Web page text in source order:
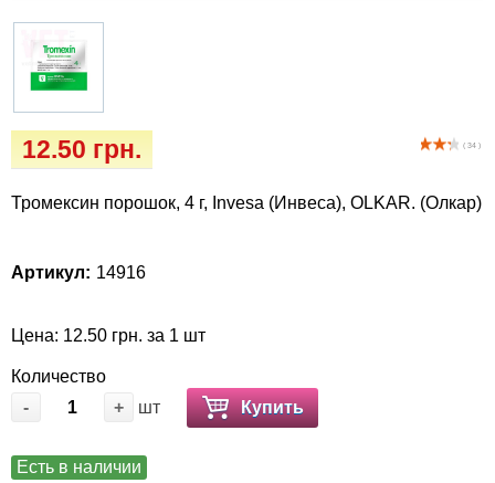
( 34 )
12.50 грн.
Тромексин порошок, 4 г, Invesa (Инвеса), OLKAR. (Олкар)
Артикул: 14916
Цена: 12.50 грн. за 1 шт
Количество
-
+ шт Купить
Есть в наличии
Ласощі та корма
Vet Diet Canine Wet - ветеринарные диеты
для собак
Лежаки, будиночки, охолоджуючи
килимки
Миски, автогодівниці, поілки